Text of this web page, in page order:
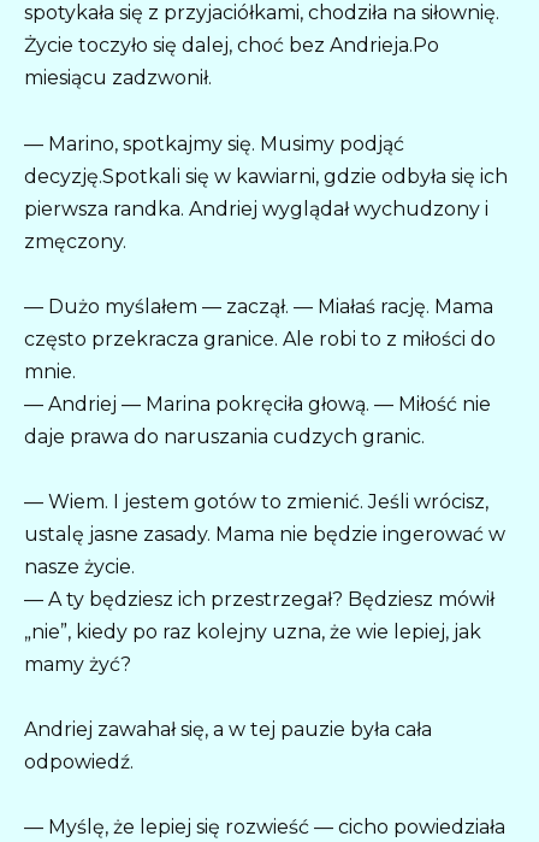
spotykała się z przyjaciółkami, chodziła na siłownię.
Życie toczyło się dalej, choć bez Andrieja.Po
miesiącu zadzwonił.
— Marino, spotkajmy się. Musimy podjąć
decyzję.Spotkali się w kawiarni, gdzie odbyła się ich
pierwsza randka. Andriej wyglądał wychudzony i
zmęczony.
— Dużo myślałem — zaczął. — Miałaś rację. Mama
często przekracza granice. Ale robi to z miłości do
mnie.
— Andriej — Marina pokręciła głową. — Miłość nie
daje prawa do naruszania cudzych granic.
— Wiem. I jestem gotów to zmienić. Jeśli wrócisz,
ustalę jasne zasady. Mama nie będzie ingerować w
nasze życie.
— A ty będziesz ich przestrzegał? Będziesz mówił
„nie”, kiedy po raz kolejny uzna, że wie lepiej, jak
mamy żyć?
Andriej zawahał się, a w tej pauzie była cała
odpowiedź.
— Myślę, że lepiej się rozwieść — cicho powiedziała